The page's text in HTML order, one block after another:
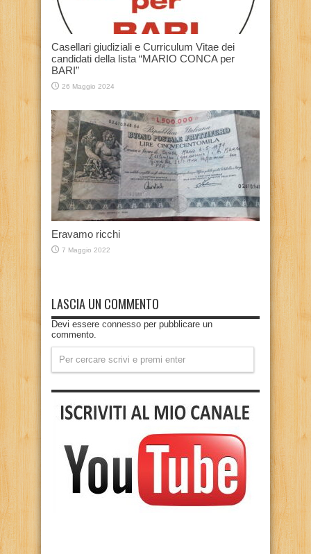
Casellari giudiziali e Curriculum Vitae dei
candidati della lista “MARIO CONCA per
BARI”
26 Maggio 2024
Eravamo ricchi
7 Maggio 2022
LASCIA UN COMMENTO
Devi essere connesso per pubblicare un
commento.